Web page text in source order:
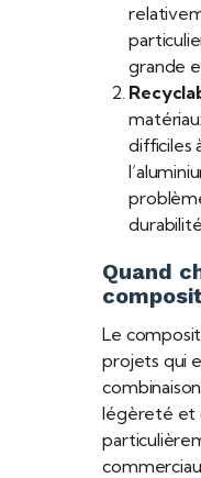
grande
difficiles
Quand
Le
projets qui
légèreté et